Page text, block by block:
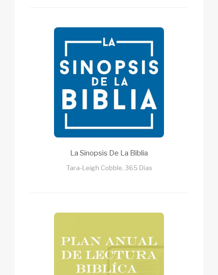
La Sinopsis De La Biblia
Tara-Leigh Cobble, 365 Días